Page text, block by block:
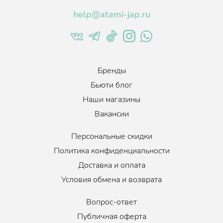
кожи, борется с морщинами, вялостью, дряблостью,
отёчностью и другими возрастными изменениями;
Фильтрат лактобатерий галактомисис - улучшает
метаболизм, сокращает морщины, устраняет дряблость,
Продукт подходит для ежедневного использования.
help@atami-jap.ru
Бренды
Бьюти блог
Наши магазины
Вакансии
Персональные скидки
Политика конфиденциальности
Доставка и оплата
Условия обмена и возврата
Вопрос-ответ
Публичная оферта